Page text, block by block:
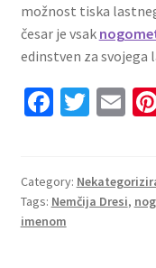
možnost tiska
česar je vsak
edinstven za svojega
Fa
o
o
T
er
E
l
Category:
Tags: Nemčija Dresi,
imenom